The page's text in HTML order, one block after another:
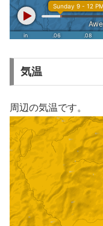
気温
周辺の気温です。